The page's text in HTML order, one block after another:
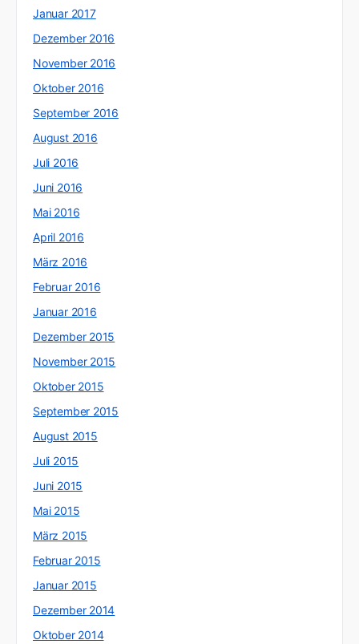
Januar 2017
Dezember 2016
November 2016
Oktober 2016
September 2016
August 2016
Juli 2016
Juni 2016
Mai 2016
April 2016
März 2016
Februar 2016
Januar 2016
Dezember 2015
November 2015
Oktober 2015
September 2015
August 2015
Juli 2015
Juni 2015
Mai 2015
März 2015
Februar 2015
Januar 2015
Dezember 2014
Oktober 2014